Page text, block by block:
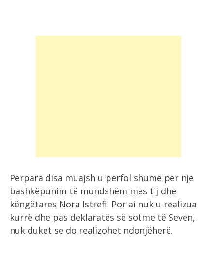
Përpara disa muajsh u përfol shumë për një
bashkëpunim të mundshëm mes tij dhe
këngëtares Nora Istrefi. Por ai nuk u realizua
kurrë dhe pas deklaratës së sotme të Seven,
nuk duket se do realizohet ndonjëherë.